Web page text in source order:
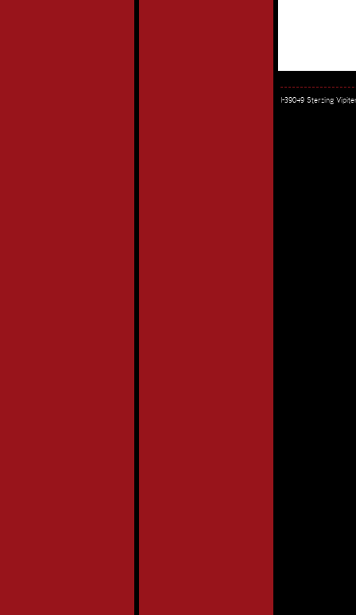
I-39049 Sterzing